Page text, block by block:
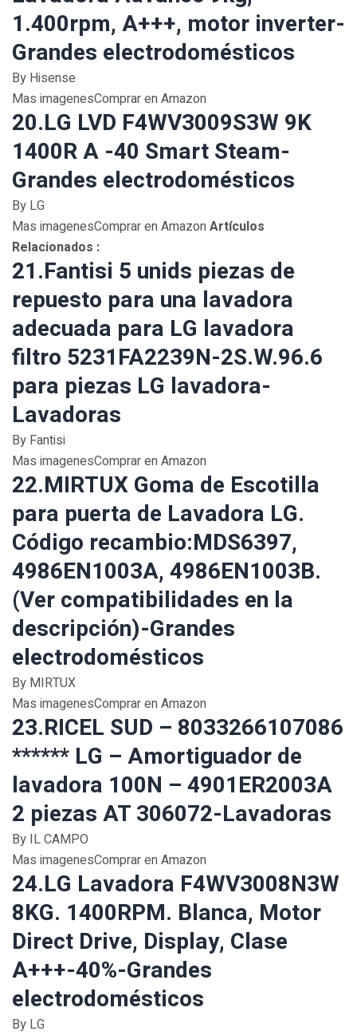
1.400rpm, A+++, motor inverter-
Grandes electrodomésticos
By Hisense
Mas imagenesComprar en Amazon
20.LG LVD F4WV3009S3W 9K
1400R A -40 Smart Steam-
Grandes electrodomésticos
By LG
Mas imagenesComprar en AmazonArtículos
Relacionados :
21.Fantisi 5 unids piezas de
repuesto para una lavadora
adecuada para LG lavadora
filtro 5231FA2239N-2S.W.96.6
para piezas LG lavadora-
Lavadoras
By Fantisi
Mas imagenesComprar en Amazon
22.MIRTUX Goma de Escotilla
para puerta de Lavadora LG.
Código recambio:MDS6397,
4986EN1003A, 4986EN1003B.
(Ver compatibilidades en la
descripción)-Grandes
electrodomésticos
By MIRTUX
Mas imagenesComprar en Amazon
23.RICEL SUD – 8033266107086
****** LG – Amortiguador de
lavadora 100N – 4901ER2003A
2 piezas AT 306072-Lavadoras
By IL CAMPO
Mas imagenesComprar en Amazon
24.LG Lavadora F4WV3008N3W
8KG. 1400RPM. Blanca, Motor
Direct Drive, Display, Clase
A+++-40%-Grandes
electrodomésticos
By LG